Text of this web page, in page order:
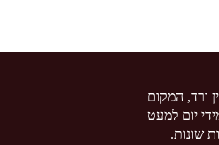
ורד, המקום
יום למעט
שונות.